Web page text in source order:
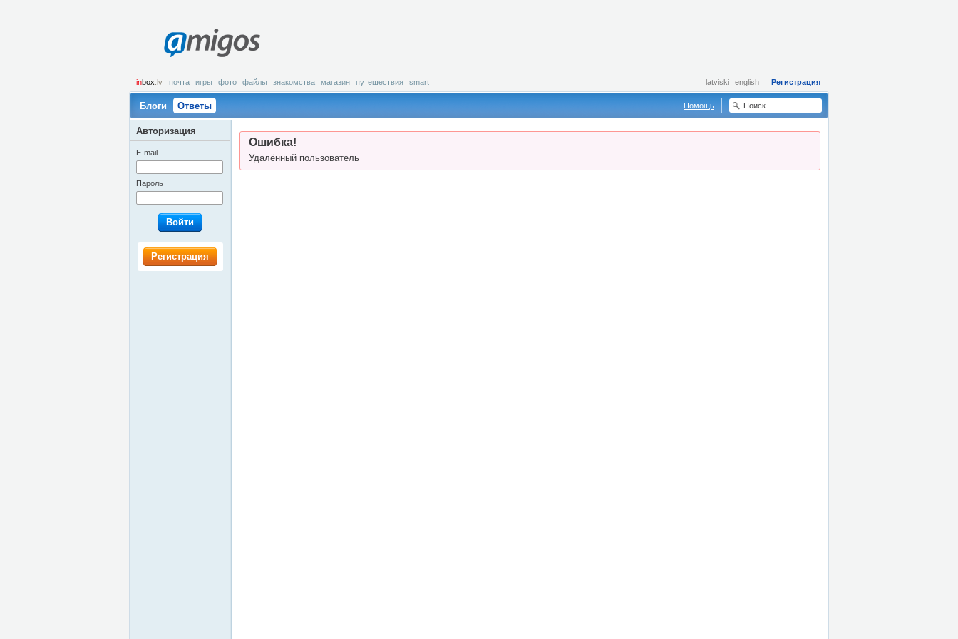
amigos
inbox .lv почта игры фото файлы знакомства магазин путешествия smart Регистрация
latviski english
Блоги Ответы Помощь
Ошибка!
Удалённый пользователь
Авторизация
E-mail
Пароль
Войти
Регистрация